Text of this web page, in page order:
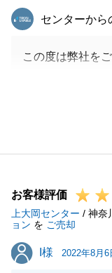
東急リバブル
センターから
この度は弊社を
Ｋ様自身もご売
じますが、せめ
また不動産取引
下さいませ。
知人の方のご紹
引き続きよろし
お客様評価
上大岡センター / 神奈
ョン を ご売却
I様
I様 2022年8月6